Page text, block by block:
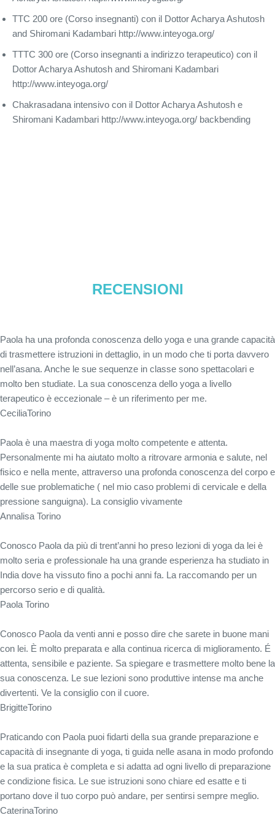
TTC 200 ore (Corso insegnanti) con il Dottor Acharya Ashutosh
and Shiromani Kadambari http://www.inteyoga.org/
TTTC 300 ore (Corso insegnanti a indirizzo terapeutico) con il
Dottor Acharya Ashutosh and Shiromani Kadambari
http://www.inteyoga.org/
Chakrasadana intensivo con il Dottor Acharya Ashutosh e
Shiromani Kadambari http://www.inteyoga.org/ backbending
RECENSIONI
Paola ha una profonda conoscenza dello yoga e una grande capacità
di trasmettere istruzioni in dettaglio, in un modo che ti porta davvero
nell’asana. Anche le sue sequenze in classe sono spettacolari e
molto ben studiate. La sua conoscenza dello yoga a livello
terapeutico è eccezionale – è un riferimento per me.
CeciliaTorino
Paola è una maestra di yoga molto competente e attenta.
Personalmente mi ha aiutato molto a ritrovare armonia e salute, nel
fisico e nella mente, attraverso una profonda conoscenza del corpo e
delle sue problematiche ( nel mio caso problemi di cervicale e della
pressione sanguigna). La consiglio vivamente
AnnalisaTorino
Conosco Paola da più di trent’anni ho preso lezioni di yoga da lei è
molto seria e professionale ha una grande esperienza ha studiato in
India dove ha vissuto fino a pochi anni fa. La raccomando per un
percorso serio e di qualità.
PaolaTorino
Conosco Paola da venti anni e posso dire che sarete in buone mani
con lei. È molto preparata e alla continua ricerca di miglioramento. É
attenta, sensibile e paziente. Sa spiegare e trasmettere molto bene la
sua conoscenza. Le sue lezioni sono produttive intense ma anche
divertenti. Ve la consiglio con il cuore.
BrigitteTorino
Praticando con Paola puoi fidarti della sua grande preparazione e
capacità di insegnante di yoga, ti guida nelle asana in modo profondo
e la sua pratica è completa e si adatta ad ogni livello di preparazione
e condizione fisica. Le sue istruzioni sono chiare ed esatte e ti
portano dove il tuo corpo può andare, per sentirsi sempre meglio.
CaterinaTorino